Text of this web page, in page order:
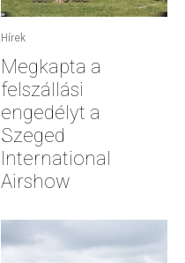
Hírek
Megkapta a
felszállási
engedélyt a
Szeged
International
Airshow